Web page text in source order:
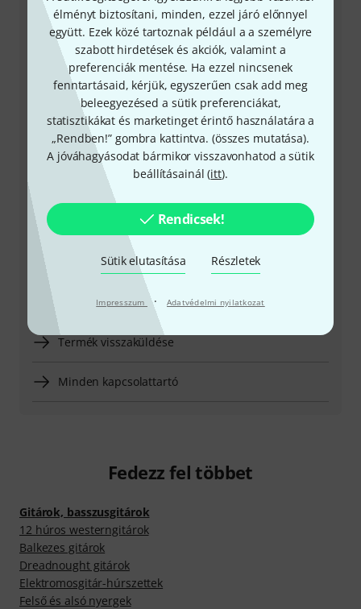
élményt biztosítani, minden, ezzel járó előnnyel
együtt. Ezek közé tartoznak például a a személyre
szabott hirdetések és akciók, valamint a
preferenciák mentése. Ha ezzel nincsenek
fenntartásaid, kérjük, egyszerűen csak add meg
beleegyezésed a sütik preferenciákat,
statisztikákat és marketinget érintő használatára a
„Rendben!” gombra kattintva. (összes mutatása).
A jóváhagyásodat bármikor visszavonhatod a sütik
beállításainál (itt).
Rendicsek!
Sütik elutasítása Részletek
Impresszum · Adatvédelmi nyilatkozat
+49-9546-9223-531
Ügyfélszolgálatunk minden kérdés és észrevétel esetén
örömmel áll rendelkezésedre
Készítsd elő ügyfélszámodat
Nyitvatartási idő (CEST - Közép-európai
nyári időszámítás)
Visszahívást kérek
Még több elérhetőség
Termék visszaküldése
Minden kapcsolattartó
Fedezz fel többet
Gitárok, basszusgitárok
12 húros westerngitárok
Balkezes gitárok
Dreadnought gitárok
Elektromosgitár-húrszettek
Felső és alsó nyergek